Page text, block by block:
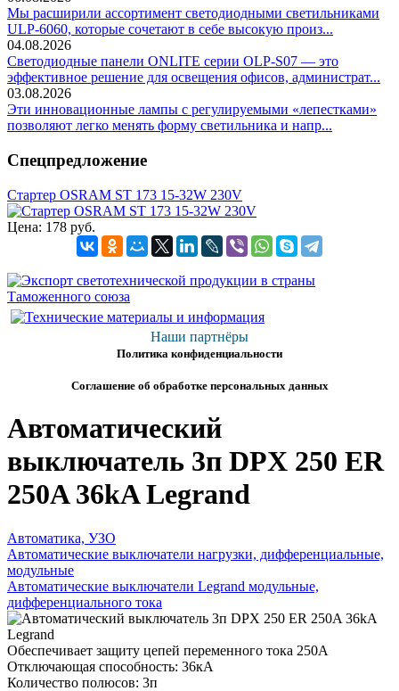
Мы расширили ассортимент светодиодными светильниками
ULP-6060, которые сочетают в себе высокую произ...
04.08.2026
Светодиодные панели ONLITE серии OLP-S07 — это
эффективное решение для освещения офисов, администрат...
03.08.2026
Эти инновационные лампы с регулируемыми «лепестками»
позволяют легко менять форму светильника и напр...
Спецпредложение
Стартер OSRAM ST 173 15-32W 230V
Цена: 178 руб.
Наши партнёры
Политика конфиденциальности
Соглашение об обработке персональных данных
Автоматический
выключатель 3п DPX 250 ER
250A 36kA Legrand
Автоматика, УЗО
Автоматические выключатели нагрузки, дифференциальные,
модульные
Автоматические выключатели Legrand модульные,
дифференциального тока
Обеспечивает защиту цепей переменного тока 250А
Отключающая способность: 36кА
Количество полюсов: 3п